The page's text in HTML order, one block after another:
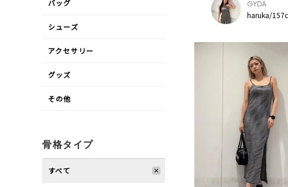
GYDA
haruka/
バッグ
シューズ
アクセサリー
グッズ
その他
骨格タイプ
すべて